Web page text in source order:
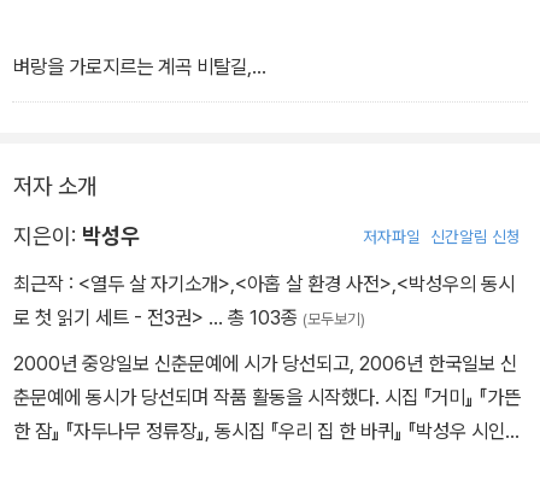
벼랑을 가로지르는 계곡 비탈길,
등 꺾여 놓여진 철판다리 건넌다
시린 물고기를 타고 떠내려간다
가파른 불명산 등허리를 탄다
돌계단 밟고 총총 따라 오르던 물소리
통나무다리 지나 헤어진다
저자 소개
지은이: 박성우 저자파일 신간알림 신청
최근작 : <열두 살 자기소개>,<아홉 살 환경 사전>,<박성우의 동시
로 첫 읽기 세트 - 전3권> … 총 103종 (모두보기)
2000년 중앙일보 신춘문예에 시가 당선되고, 2006년 한국일보 신
춘문예에 동시가 당선되며 작품 활동을 시작했다. 시집 『거미』 『가뜬
한 잠』 『자두나무 정류장』, 동시집 『우리 집 한 바퀴』 『박성우 시인의